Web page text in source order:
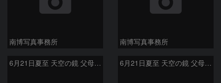
南博写真事務所 南博写真事務所
6月21日夏至 天空の鏡 父母ケ浜の部分日食 6月21日夏至 天空の鏡 父母ケ浜の部分日食